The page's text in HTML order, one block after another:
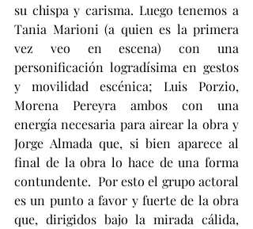
su chispa y carisma. Luego tenemos a
Tania Marioni (a quien es la primera
vez veo en escena) con una
personificación logradísima en gestos
y movilidad escénica; Luis Porzio,
Morena Pereyra ambos con una
energía necesaria para airear la obra y
Jorge Almada que, si bien aparece al
final de la obra lo hace de una forma
contundente.  Por esto el grupo actoral
es un punto a favor y fuerte de la obra
que, dirigidos bajo la mirada cálida,